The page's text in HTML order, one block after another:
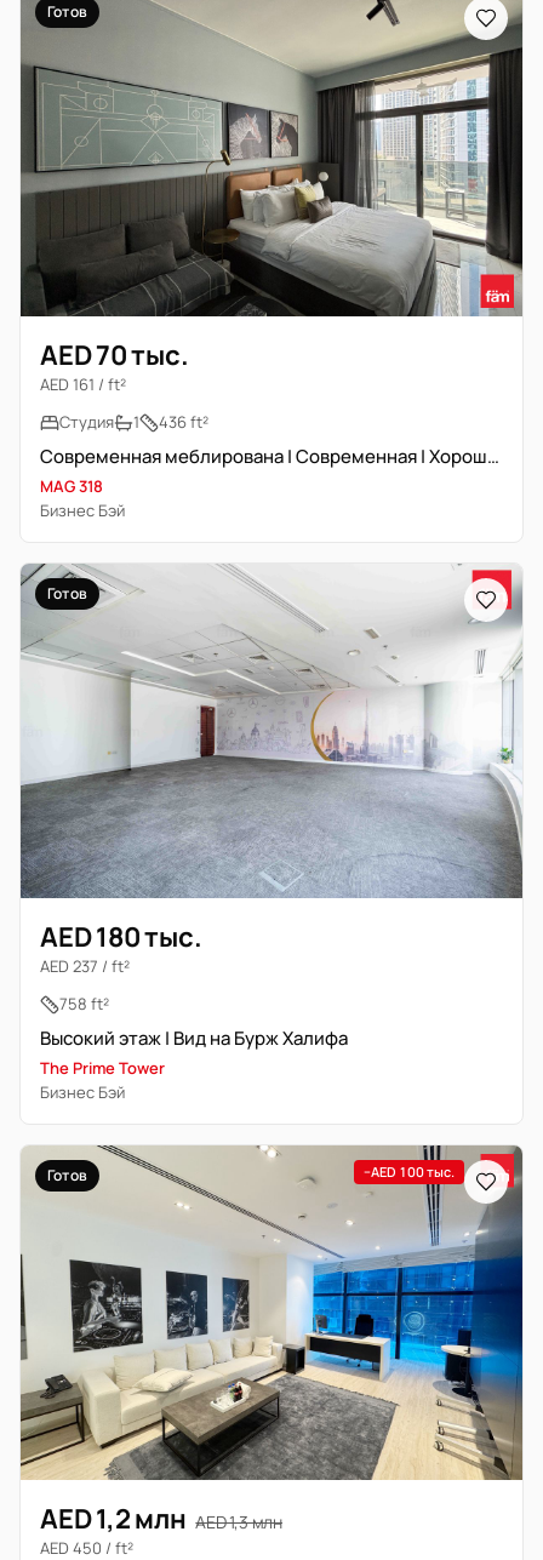
Готов
AED 70 тыс.
AED 161 / ft²
Студия
1 436 ft²
Современная меблирована | Современная | Хорошо обслуживаемая
MAG 318
Бизнес Бэй
Готов
AED 180 тыс.
AED 237 / ft²
758 ft²
Высокий этаж | Вид на Бурж Халифа
The Prime Tower
Бизнес Бэй
Готов −AED 100 тыс.
AED 1,2 млн AED 1,3 млн
AED 450 / ft²